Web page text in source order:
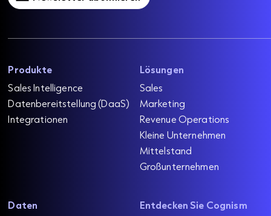
Produkte
Sales Intelligence
Datenbereitstellung (DaaS)
Integrationen
Lösungen
Sales
Marketing
Revenue Operations
Kleine Unternehmen
Mittelstand
Großunternehmen
Daten
Entdecken Sie Cognism